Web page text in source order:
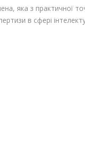
яка з практичної
в сфері